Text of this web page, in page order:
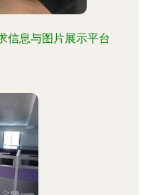
信息与图片展示平台